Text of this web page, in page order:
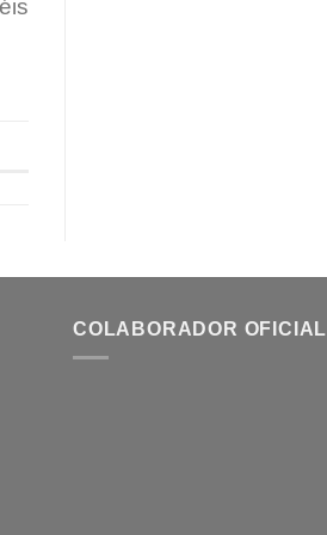
COLABORADOR OFICIAL